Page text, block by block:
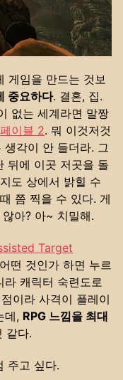
게임을 만드는 것보
중요하다. 결혼, 집.
없는 세계라면 말짱
페이블 2. 뭐 이것저것
각이 안 들더라. 그
뒤에 이곳 저곳을 돌
도 상에서 밝힐 수
쯤 찍을 수 있다. 게
아? 아~ 치밀해.
Target
떤 것인가 하면 누르
라 캐릭터 숙련도로
이라 사격이 플레이
데, RPG 느낌을 최대
같다.
주고 싶다.